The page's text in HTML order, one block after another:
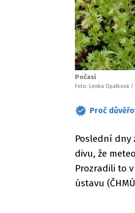
Počasí
Foto: Lenka Opálková /
Proč
Poslední dny
divu, že
Prozradili to
ústavu